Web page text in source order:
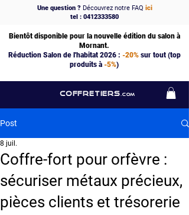
COFFRETIERS .COM
Une question ?Découvrez notre FAQ ici
tel : 0412333580
Bientôt disponible pour la nouvelle édition du salon à
Mornant.
Réduction Salon de l'habitat 2026 : -20%sur tout (top
produits à -5%)
Post
Coffre-fort pour orfèvre :
sécuriser métaux précieux,
pièces clients et trésorerie
8 juil.